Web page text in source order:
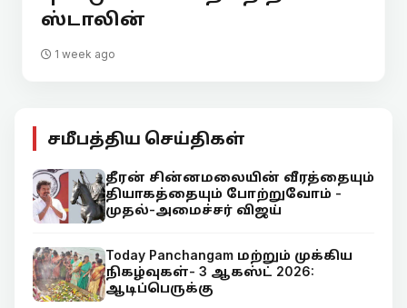
ஸ்டாலின்
1 week ago
சமீபத்திய செய்திகள்
தீரன் சின்னமலையின் வீரத்தையும்
தியாகத்தையும் போற்றுவோம் -
முதல்-அமைச்சர் விஜய்
Today Panchangam மற்றும் முக்கிய
நிகழ்வுகள்- 3 ஆகஸ்ட் 2026:
ஆடிப்பெருக்கு